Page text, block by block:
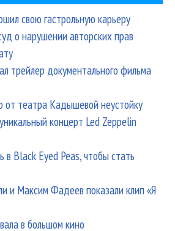
свою гастрольную карьеру
о нарушении авторских прав
трейлер документального фильма
от театра Кадышевой неустойку
концерт Led Zeppelin
в Black Eyed Peas, чтобы стать
и Максим Фадеев показали клип «Я
в большом кино